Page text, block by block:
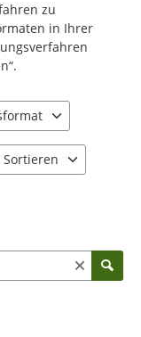
zu
in Ihrer
Sortieren